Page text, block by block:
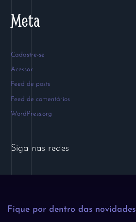
Meta
Cadastre-se
Acessar
Feed de posts
Feed de comentários
WordPress.org
Siga nas redes
Fique por dentro das novidades